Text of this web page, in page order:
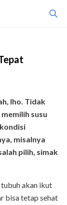
lho. Tidak
susu
misalnya
pilih, simak
akan ikut
bisa tetap sehat